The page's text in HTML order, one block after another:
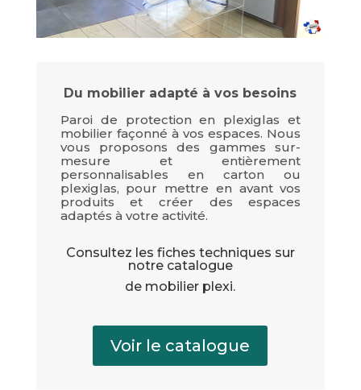
Du mobilier adapté à vos besoins
Paroi de protection en plexiglas et
mobilier façonné à vos espaces. Nous
vous proposons des gammes sur-
mesure et entièrement
personnalisables en carton ou
plexiglas, pour mettre en avant vos
produits et créer des espaces
adaptés à votre activité.
Consultez les fiches techniques sur
notre catalogue
de mobilier plexi.
Voir le catalogue